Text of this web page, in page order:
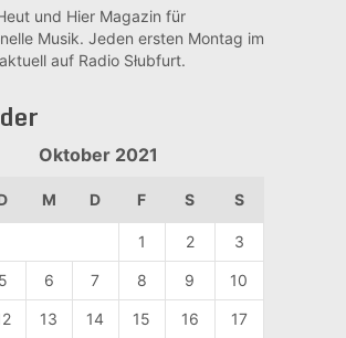
und HierMagazin für
Musik. Jeden ersten Montag im
auf Radio Słubfurt.
Oktober 2021
M D F S S
1 2 3
5 6 7 8 9 10
13 14 15 16 17